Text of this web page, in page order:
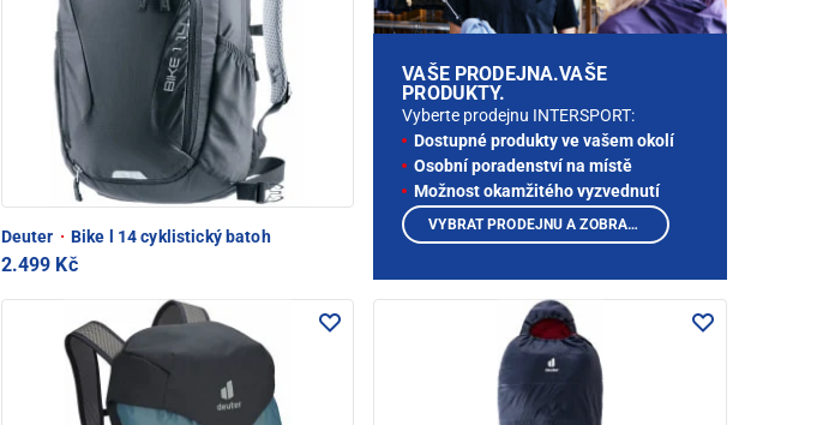
Deuter · Bike l 14 cyklistický batoh
2.499 Kč
VAŠE PRODEJNA.VAŠE
PRODUKTY.
Vyberte prodejnu INTERSPORT:
Dostupné produkty ve vašem okolí
Osobní poradenství na místě
Možnost okamžitého vyzvednutí
VYBRAT PRODEJNU A ZOBRAZIT PRODUKTY